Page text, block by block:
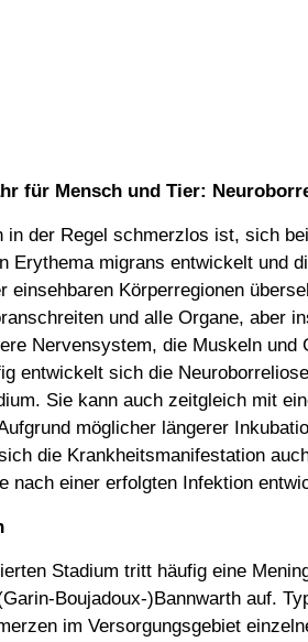
für Mensch und Tier:
in der Regel schmerzlos ist, sich
Erythema migrans entwickelt und
einsehbaren Körperregionen
und alle Organe, aber
Nervensystem, die Muskeln und
entwickelt sich die
Sie kann auch zeitgleich mit
möglicher längerer
die Krankheitsmanifestation
nach einer erfolgten Infektion
Stadium tritt häufig eine
Boujadoux-)Bannwarth auf.
im Versorgungsgebiet